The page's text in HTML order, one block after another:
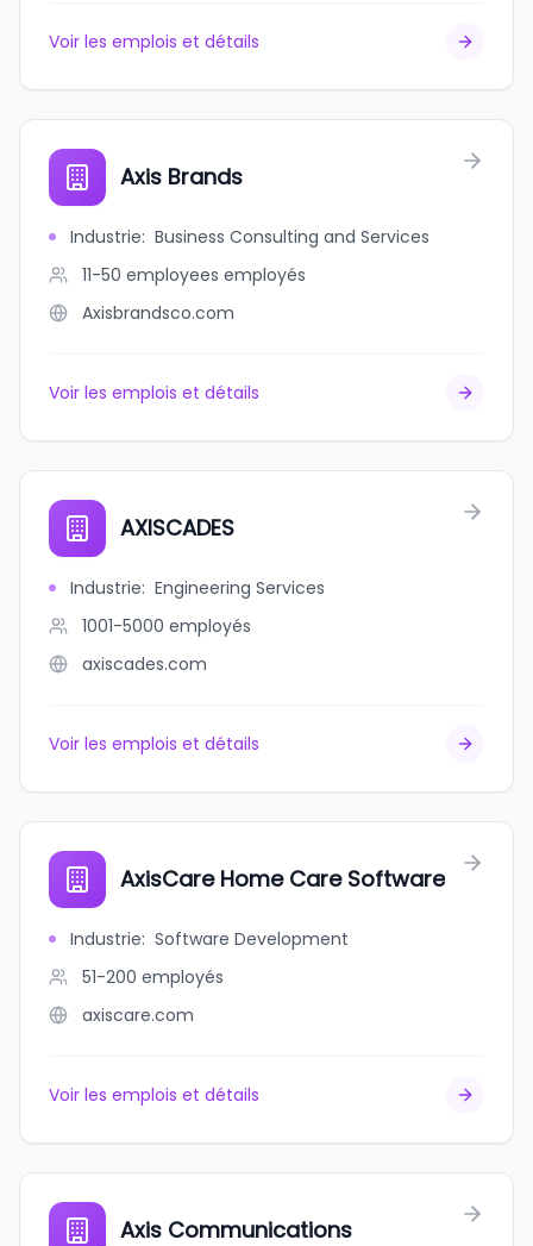
Voir les emplois et détails
Axis Brands
Industrie: Business Consulting and Services
11-50 employees employés
Axisbrandsco.com
Voir les emplois et détails
AXISCADES
Industrie: Engineering Services
1001-5000 employés
axiscades.com
Voir les emplois et détails
AxisCare Home Care Software
Industrie: Software Development
51-200 employés
axiscare.com
Voir les emplois et détails
Axis Communications